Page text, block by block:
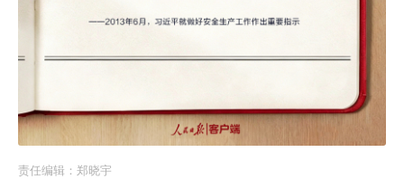
责任编辑： 郑晓宇